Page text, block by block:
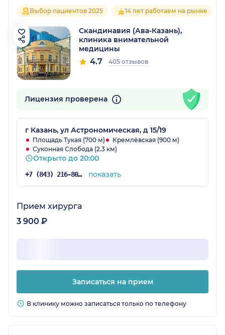
Выбор пациентов 2025 14 лет работаем на рынке
Скандинавия (Ава-Казань),
клиника внимательной
медицины
4.7 405 отзывов
Лицензия проверена
г Казань, ул Астрономическая, д 15/19
Площадь Тукая (700 м)
Кремлёвская (900 м)
Суконная Слобода (2.3 км)
Открыто до 20:00
+7 (843) 216-80-34 показать
Прием хирурга
3 900 ₽
Записаться на прием
В клинику можно записаться только по телефону